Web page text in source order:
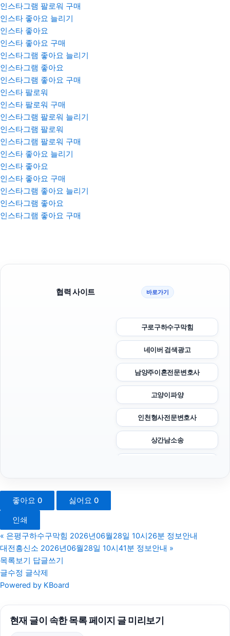
인스타그램 팔로워 구매
인스타 좋아요 늘리기
인스타 좋아요
인스타 좋아요 구매
인스타그램 좋아요 늘리기
인스타그램 좋아요
인스타그램 좋아요 구매
인스타 팔로워
인스타 팔로워 구매
인스타그램 팔로워 늘리기
인스타그램 팔로워
인스타그램 팔로워 구매
인스타 좋아요 늘리기
인스타 좋아요
인스타 좋아요 구매
인스타그램 좋아요 늘리기
인스타그램 좋아요
인스타그램 좋아요 구매
협력 사이트 바로가기
구로구하수구막힘
네이버 검색광고
남양주이혼전문변호사
고양이파양
인천형사전문변호사
상간남소송
애견파양
강아지보호소
좋아요 0 싫어요 0
인쇄
« 은평구하수구막힘 2026년06월28일 10시26분 정보안내
대전흥신소 2026년06월28일 10시41분 정보안내 »
목록보기 답글쓰기
글수정 글삭제
Powered by KBoard
현재 글이 속한 목록 페이지 글 미리보기